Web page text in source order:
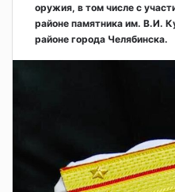
оружия, в том числе с
районе памятника им. В.И.
районе города Челябинска.